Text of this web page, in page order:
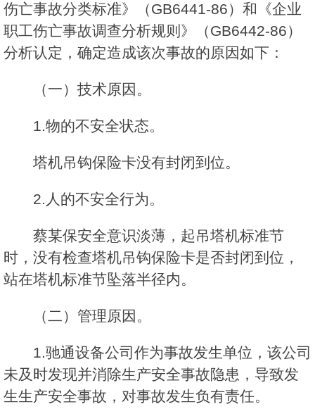
伤亡事故分类标准》（GB6441-86）和《企业
职工伤亡事故调查分析规则》（GB6442-86）
分析认定，确定造成该次事故的原因如下：
（一）技术原因。
1.物的不安全状态。
塔机吊钩保险卡没有封闭到位。
2.人的不安全行为。
蔡某保安全意识淡薄，起吊塔机标准节
时，没有检查塔机吊钩保险卡是否封闭到位，
站在塔机标准节坠落半径内。
（二）管理原因。
1.驰通设备公司作为事故发生单位，该公司
未及时发现并消除生产安全事故隐患，导致发
生生产安全事故，对事故发生负有责任。